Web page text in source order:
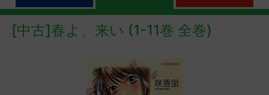
[中古]春よ、来い (1-11巻 全巻)